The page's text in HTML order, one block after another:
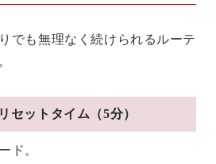
でも無理なく続けられるルーテ
ットタイム（5分）
ド。